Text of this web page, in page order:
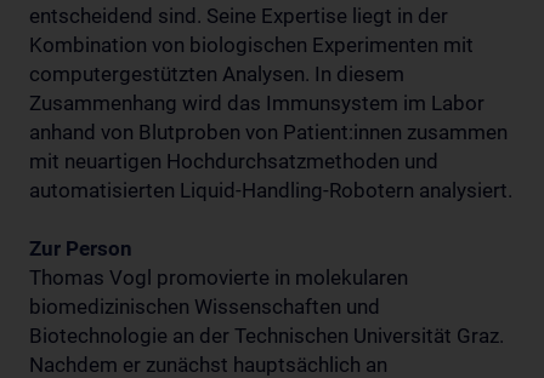
entscheidend sind. Seine Expertise liegt in der
Kombination von biologischen Experimenten mit
computergestützten Analysen. In diesem
Zusammenhang wird das Immunsystem im Labor
anhand von Blutproben von Patient:innen zusammen
mit neuartigen Hochdurchsatzmethoden und
automatisierten Liquid-Handling-Robotern analysiert.
Zur Person
Thomas Vogl promovierte in molekularen
biomedizinischen Wissenschaften und
Biotechnologie an der Technischen Universität Graz.
Nachdem er zunächst hauptsächlich an